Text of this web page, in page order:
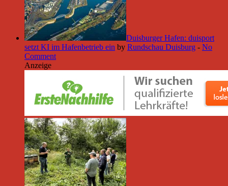
Duisburger Hafen: duisport
setzt KI im Hafenbetrieb ein by Rundschau Duisburg - No
Comment
Anzeige